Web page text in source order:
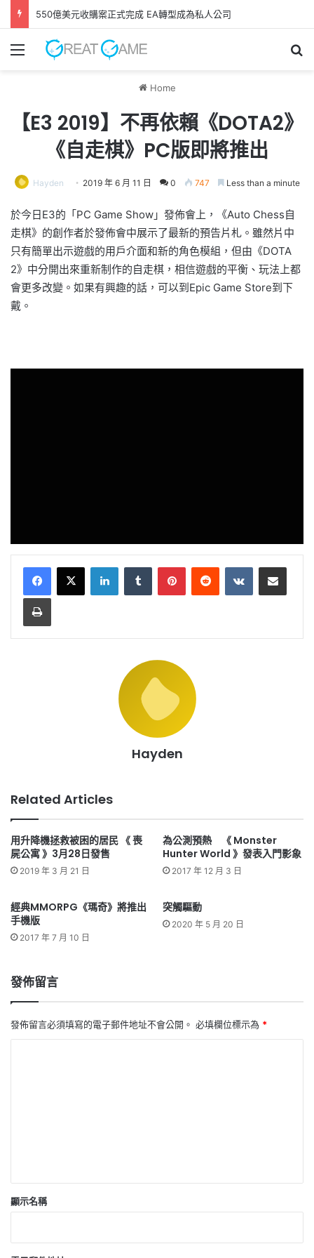
550億美元收購案正式完成 EA轉型成為私人公司
Menu
Home
【E3 2019】不再依賴《DOTA2》
《自走棋》PC版即將推出
Hayden 2019 年 6 月 11 日 0 747 Less than a minute
於今日E3的「PC Game Show」發佈會上，《Auto Chess自
走棋》的創作者於發佈會中展示了最新的預告片札。雖然片中
只有簡單出示遊戲的用戶介面和新的角色模組，但由《DOTA
2》中分開出來重新制作的自走棋，相信遊戲的平衡、玩法上都
會更多改變。如果有興趣的話，可以到Epic Game Store到下
戴。
LinkedInTumblr PinterestReddit VKontakteShare via Email
Print
Hayden
Related Articles
用升降機拯救被困的居民 《 喪
屍公寓 》3月28日發售
2019 年 3 月 21 日
為公測預熱 《 Monster
Hunter World 》發表入門影象
2017 年 12 月 3 日
經典MMORPG《瑪奇》將推出
手機版
2017 年 7 月 10 日
突觸驅動
2020 年 5 月 20 日
發佈留言
發佈留言必須填寫的電子郵件地址不會公開。 必填欄位標示為 *
顯示名稱